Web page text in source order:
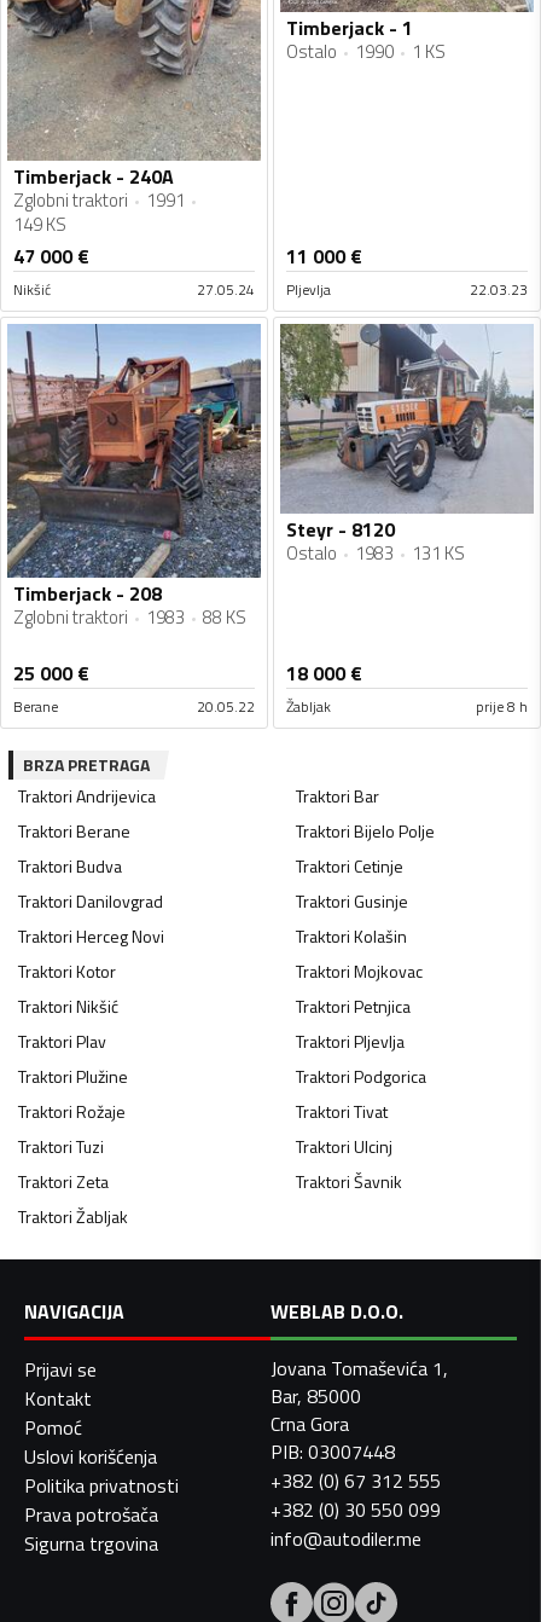
Timberjack - 240A
Zglobni traktori
1991
149 KS
47 000€
Nikšić 27.05.24
Timberjack - 1
Ostalo 1990 1 KS
11 000€
Pljevlja 22.03.23
Timberjack - 208
Zglobni traktori 1983 88 KS
25 000€
Berane 20.05.22
Steyr - 8120
Ostalo 1983 131 KS
18 000€
Žabljak prije 8 h
BRZA PRETRAGA
TraktoriAndrijevica TraktoriBar
TraktoriBerane TraktoriBijelo Polje
TraktoriBudva TraktoriCetinje
TraktoriDanilovgrad TraktoriGusinje
TraktoriHerceg Novi TraktoriKolašin
TraktoriKotor TraktoriMojkovac
TraktoriNikšić TraktoriPetnjica
TraktoriPlav TraktoriPljevlja
TraktoriPlužine TraktoriPodgorica
TraktoriRožaje TraktoriTivat
TraktoriTuzi TraktoriUlcinj
TraktoriZeta TraktoriŠavnik
TraktoriŽabljak
NAVIGACIJA
Prijavi se
Kontakt
Pomoć
Uslovi korišćenja
Politika privatnosti
Prava potrošača
Sigurna trgovina
WEBLAB D.O.O.
Jovana Tomaševića 1,
Bar, 85000
Crna Gora
PIB: 03007448
+382 (0) 67 312 555
+382 (0) 30 550 099
info@autodiler.me